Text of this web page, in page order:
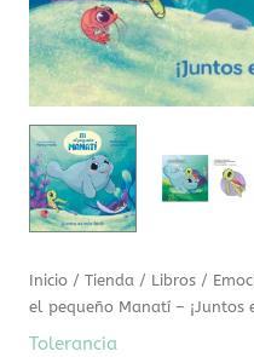
Inicio /Tienda / Libros /
el pequeño Manatí – ¡Juntos
Tolerancia